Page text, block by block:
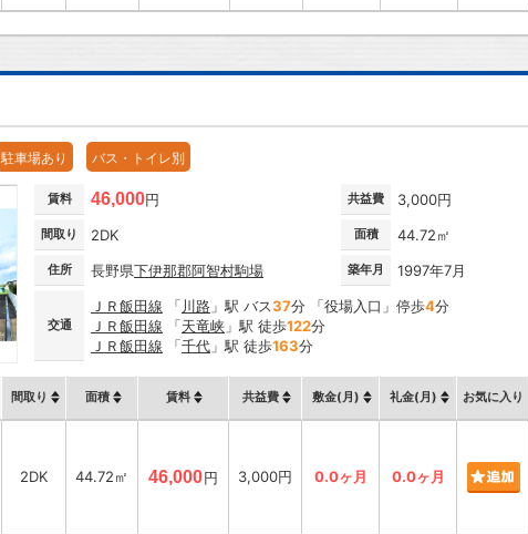
駐車場あり バス・トイレ別
賃料 46,000円 共益費 3,000円
間取り 2DK 面積 44.72㎡
住所 長野県下伊那郡阿智村駒場 築年月 1997年7月
交通
ＪＲ飯田線 「川路 」駅 バス37分 「役場入口」停歩4分
ＪＲ飯田線 「天竜峡 」駅 徒歩122分
ＪＲ飯田線 「千代 」駅 徒歩163分
間取り 面積 賃料 共益費 敷金(月) 礼金(月) お気に入り
2DK 44.72㎡ 46,000円 3,000円 0.0ヶ月 0.0ヶ月